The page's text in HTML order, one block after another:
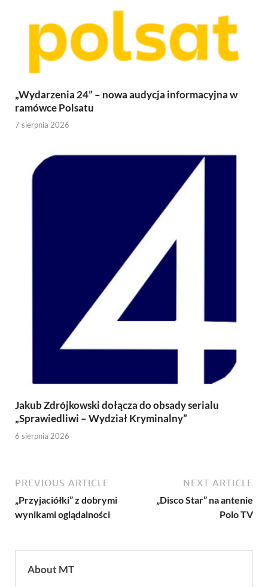
„Wydarzenia 24” – nowa audycja informacyjna w
ramówce Polsatu
7 sierpnia 2026
Jakub Zdrójkowski dołącza do obsady serialu
„Sprawiedliwi – Wydział Kryminalny”
6 sierpnia 2026
PREVIOUS ARTICLE
„Przyjaciółki” z dobrymi
wynikami oglądalności
NEXT ARTICLE
„Disco Star” na antenie
Polo TV
About MT